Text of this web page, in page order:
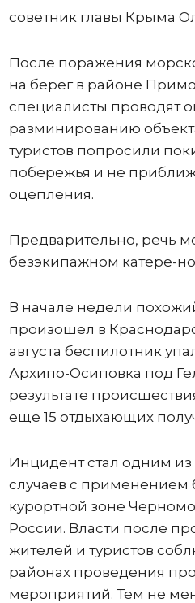
советник главы Крыма
После поражения
на берег в районе
специалисты проводят
разминированию
туристов попросили
побережья и не
оцепления.
Предварительно, речь
безэкипажном катере-
В начале недели
произошел в
августа беспилотник
Архипо-Осиповка под
результате
еще 15 отдыхающих
Инцидент стал одним
случаев с применением
курортной зоне
России. Власти после
жителей и туристов
районах проведения
мероприятий. Тем не